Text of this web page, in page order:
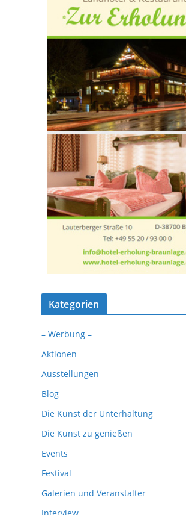
Kategorien
– Werbung –
Aktionen
Ausstellungen
Blog
Die Kunst der Unterhaltung
Die Kunst zu genießen
Events
Festival
Galerien und Veranstalter